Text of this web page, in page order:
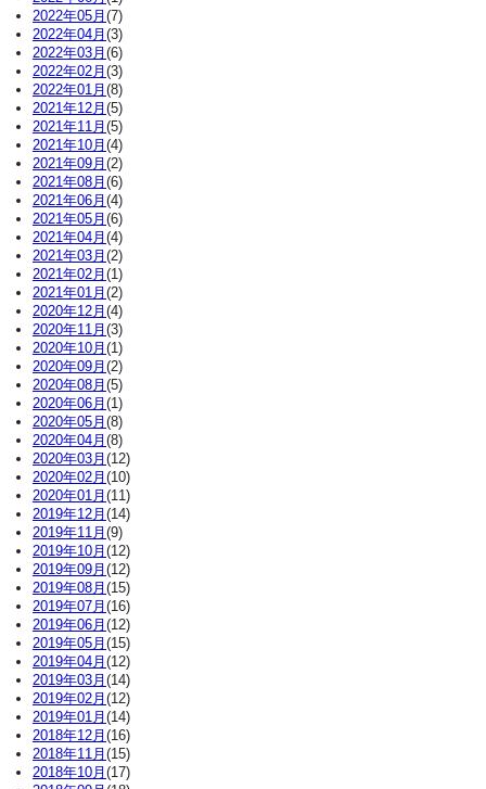
2022年05月(7)
2022年04月(3)
2022年03月(6)
2022年02月(3)
2022年01月(8)
2021年12月(5)
2021年11月(5)
2021年10月(4)
2021年09月(2)
2021年08月(6)
2021年06月(4)
2021年05月(6)
2021年04月(4)
2021年03月(2)
2021年02月(1)
2021年01月(2)
2020年12月(4)
2020年11月(3)
2020年10月(1)
2020年09月(2)
2020年08月(5)
2020年06月(1)
2020年05月(8)
2020年04月(8)
2020年03月(12)
2020年02月(10)
2020年01月(11)
2019年12月(14)
2019年11月(9)
2019年10月(12)
2019年09月(12)
2019年08月(15)
2019年07月(16)
2019年06月(12)
2019年05月(15)
2019年04月(12)
2019年03月(14)
2019年02月(12)
2019年01月(14)
2018年12月(16)
2018年11月(15)
2018年10月(17)